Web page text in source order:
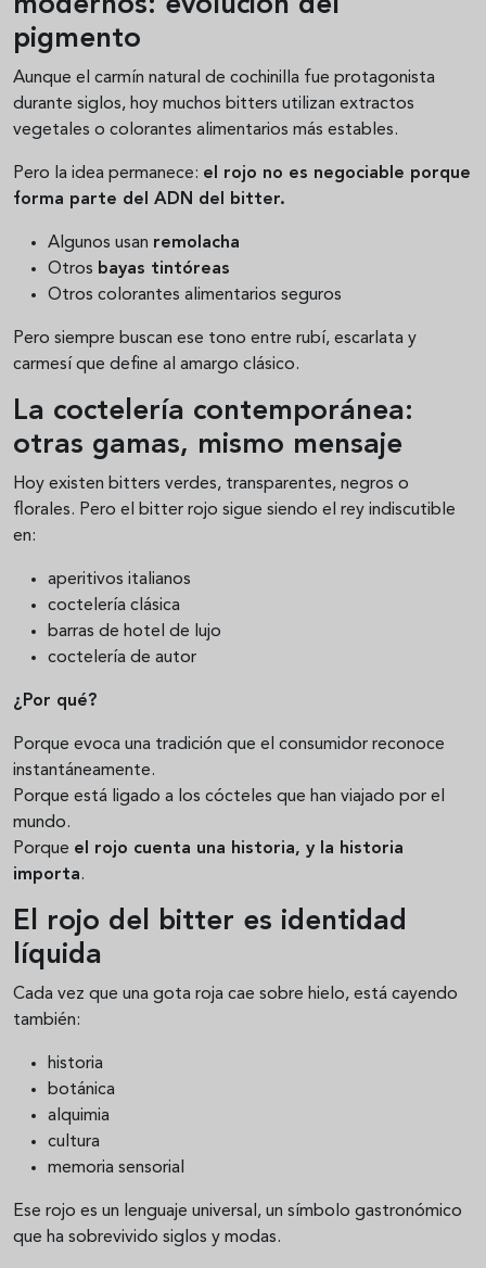
modernos: evolución del
pigmento
Aunque el carmín natural de cochinilla fue protagonista
durante siglos, hoy muchos bitters utilizan extractos
vegetales o colorantes alimentarios más estables.
Pero la idea permanece: el rojo no es negociable porque
forma parte del ADN del bitter.
Algunos usan remolacha
Otros bayas tintóreas
Otros colorantes alimentarios seguros
Pero siempre buscan ese tono entre rubí, escarlata y
carmesí que define al amargo clásico.
La coctelería contemporánea:
otras gamas, mismo mensaje
Hoy existen bitters verdes, transparentes, negros o
florales. Pero el bitter rojo sigue siendo el rey indiscutible
en:
aperitivos italianos
coctelería clásica
barras de hotel de lujo
coctelería de autor
¿Por qué?
Porque evoca una tradición que el consumidor reconoce
instantáneamente.
Porque está ligado a los cócteles que han viajado por el
mundo.
Porque el rojo cuenta una historia, y la historia
importa.
El rojo del bitter es identidad
líquida
Cada vez que una gota roja cae sobre hielo, está cayendo
también:
historia
botánica
alquimia
cultura
memoria sensorial
Ese rojo es un lenguaje universal, un símbolo gastronómico
que ha sobrevivido siglos y modas.